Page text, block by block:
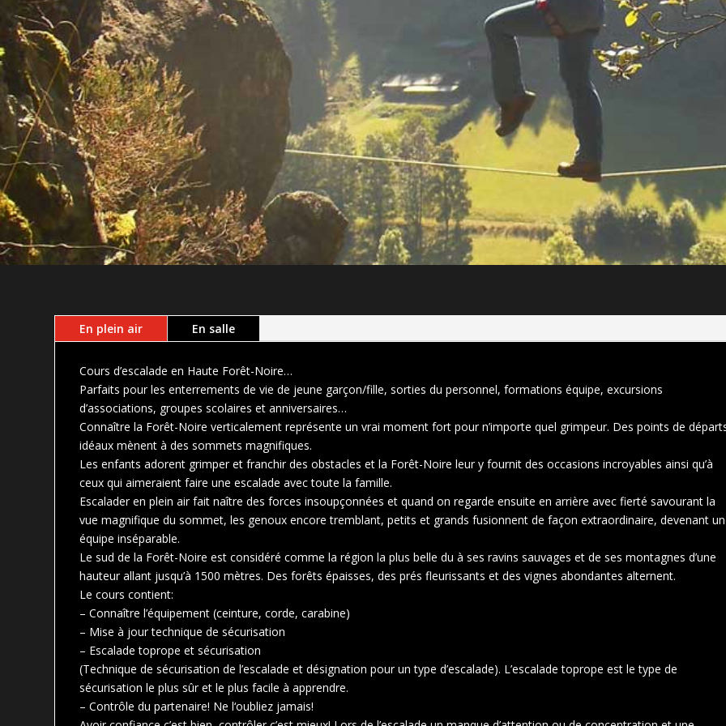
En plein air En salle
Cours d’escalade en Haute Forêt-Noire…
Parfaits pour les enterrements de vie de jeune garçon/fille, sorties du personnel, formations équipe, excursions
d’associations, groupes scolaires et anniversaires…
Connaître la Forêt-Noire verticalement représente un vrai moment fort pour n’importe quel grimpeur. Des points de
idéaux mènent à des sommets magnifiques.
Les enfants adorent grimper et franchir des obstacles et la Forêt-Noire leur y fournit des occasions incroyables ainsi qu’à
ceux qui aimeraient faire une escalade avec toute la famille.
Escalader en plein air fait naître des forces insoupçonnées et quand on regarde ensuite en arrière avec fierté savourant la
vue magnifique du sommet, les genoux encore tremblant, petits et grands fusionnent de façon extraordinaire, devenant
équipe inséparable.
Le sud de la Forêt-Noire est considéré comme la région la plus belle du à ses ravins sauvages et de ses montagnes d’une
hauteur allant jusqu’à 1500 mètres. Des forêts épaisses, des prés fleurissants et des vignes abondantes alternent.
Le cours contient:
– Connaître l’équipement (ceinture, corde, carabine)
– Mise à jour technique de sécurisation
– Escalade toprope et sécurisation
(Technique de sécurisation de l’escalade et désignation pour un type d’escalade). L’escalade toprope est le type de
sécurisation le plus sûr et le plus facile à apprendre.
– Contrôle du partenaire! Ne l‘oubliez jamais!